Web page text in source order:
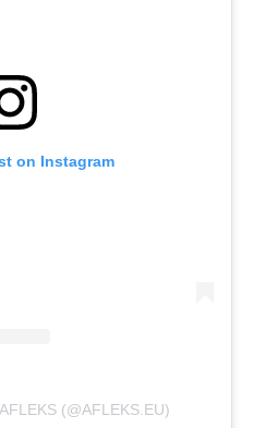
on Instagram
(@AFLEKS.EU)